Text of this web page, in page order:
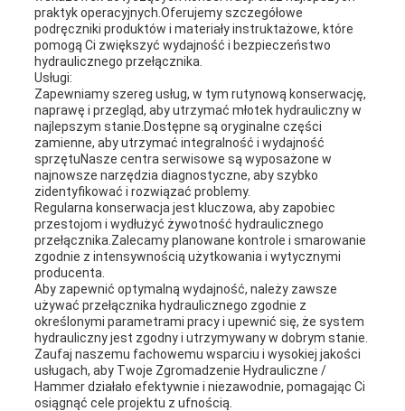
praktyk operacyjnych.Oferujemy szczegółowe
podręczniki produktów i materiały instruktażowe, które
pomogą Ci zwiększyć wydajność i bezpieczeństwo
hydraulicznego przełącznika.
Usługi:
Zapewniamy szereg usług, w tym rutynową konserwację,
naprawę i przegląd, aby utrzymać młotek hydrauliczny w
najlepszym stanie.Dostępne są oryginalne części
zamienne, aby utrzymać integralność i wydajność
sprzętuNasze centra serwisowe są wyposażone w
najnowsze narzędzia diagnostyczne, aby szybko
zidentyfikować i rozwiązać problemy.
Regularna konserwacja jest kluczowa, aby zapobiec
przestojom i wydłużyć żywotność hydraulicznego
przełącznika.Zalecamy planowane kontrole i smarowanie
zgodnie z intensywnością użytkowania i wytycznymi
producenta.
Aby zapewnić optymalną wydajność, należy zawsze
używać przełącznika hydraulicznego zgodnie z
określonymi parametrami pracy i upewnić się, że system
hydrauliczny jest zgodny i utrzymywany w dobrym stanie.
Zaufaj naszemu fachowemu wsparciu i wysokiej jakości
usługach, aby Twoje Zgromadzenie Hydrauliczne /
Hammer działało efektywnie i niezawodnie, pomagając Ci
osiągnąć cele projektu z ufnością.